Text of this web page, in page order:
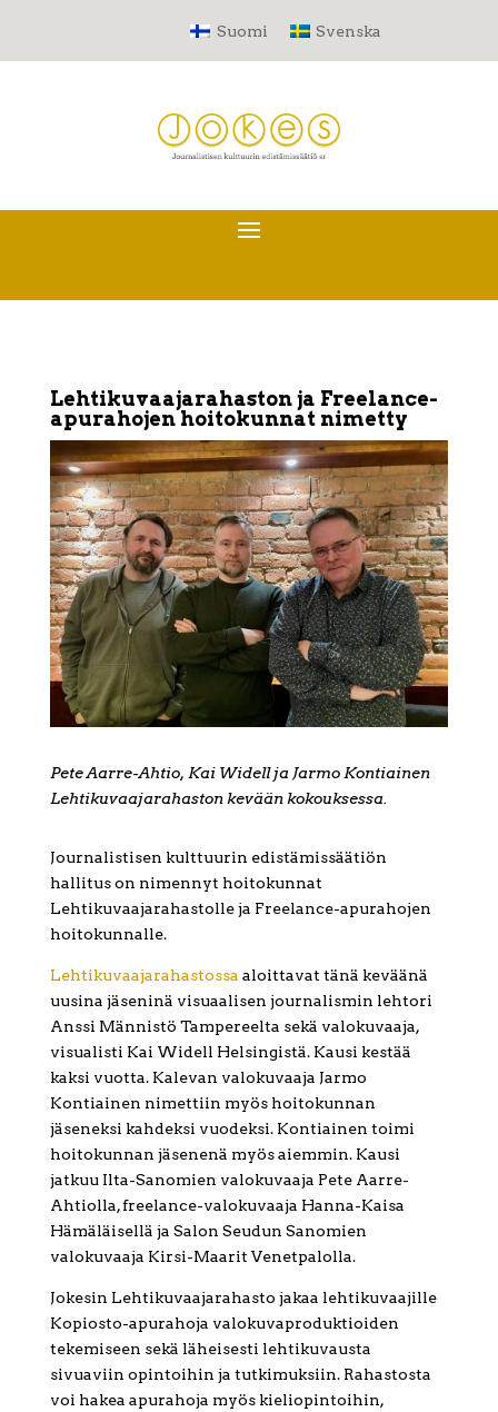
Suomi Svenska
Lehtikuvaajarahaston ja Freelance-
apurahojen hoitokunnat nimetty
Pete Aarre-Ahtio, Kai Widell ja Jarmo Kontiainen
Lehtikuvaajarahaston kevään kokouksessa.
Journalistisen kulttuurin edistämissäätiön
hallitus on nimennyt hoitokunnat
Lehtikuvaajarahastolle ja Freelance-apurahojen
hoitokunnalle.
Lehtikuvaajarahastossa aloittavat tänä keväänä
uusina jäseninä visuaalisen journalismin lehtori
Anssi Männistö Tampereelta sekä valokuvaaja,
visualisti Kai Widell Helsingistä. Kausi kestää
kaksi vuotta. Kalevan valokuvaaja Jarmo
Kontiainen nimettiin myös hoitokunnan
jäseneksi kahdeksi vuodeksi. Kontiainen toimi
hoitokunnan jäsenenä myös aiemmin. Kausi
jatkuu Ilta-Sanomien valokuvaaja Pete Aarre-
Ahtiolla, freelance-valokuvaaja Hanna-Kaisa
Hämäläisellä ja Salon Seudun Sanomien
valokuvaaja Kirsi-Maarit Venetpalolla.
Jokesin Lehtikuvaajarahasto jakaa lehtikuvaajille
Kopiosto-apurahoja valokuvaproduktioiden
tekemiseen sekä läheisesti lehtikuvausta
sivuaviin opintoihin ja tutkimuksiin. Rahastosta
voi hakea apurahoja myös kieliopintoihin,